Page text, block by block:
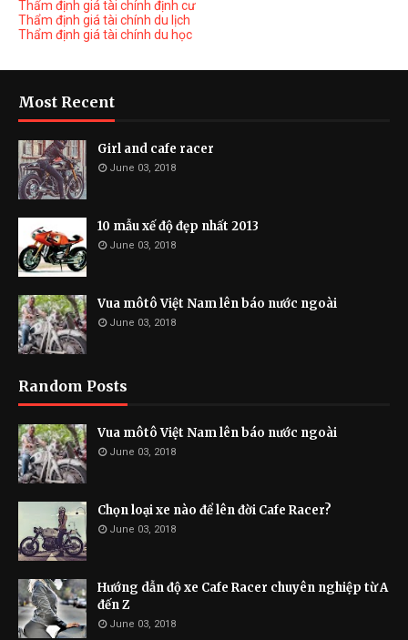
Thẩm định giá tài chính định cư
Thẩm định giá tài chính du lịch
Thẩm định giá tài chính du học
Most Recent
Girl and cafe racer
June 03, 2018
10 mẫu xế độ đẹp nhất 2013
June 03, 2018
Vua môtô Việt Nam lên báo nước ngoài
June 03, 2018
Random Posts
Vua môtô Việt Nam lên báo nước ngoài
June 03, 2018
Chọn loại xe nào để lên đời Cafe Racer?
June 03, 2018
Hướng dẫn độ xe Cafe Racer chuyên nghiệp từ A
đến Z
June 03, 2018